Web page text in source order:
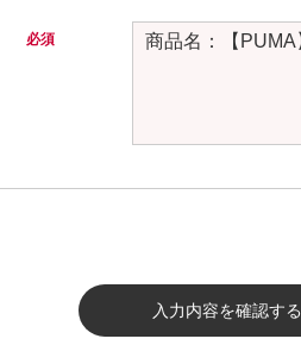
必須
入力内容を確認する